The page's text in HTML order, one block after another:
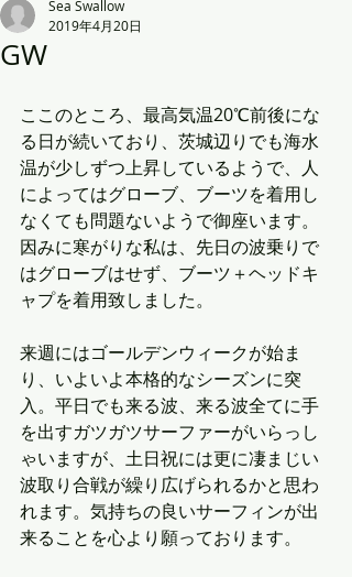
GW
Sea Swallow
2019年4月20日
ここのところ、最高気温20℃前後にな
る日が続いており、茨城辺りでも海水
温が少しずつ上昇しているようで、人
によってはグローブ、ブーツを着用し
なくても問題ないようで御座います。
因みに寒がりな私は、先日の波乗りで
はグローブはせず、ブーツ＋ヘッドキ
ャプを着用致しました。
来週にはゴールデンウィークが始ま
り、いよいよ本格的なシーズンに突
入。平日でも来る波、来る波全てに手
を出すガツガツサーファーがいらっし
ゃいますが、土日祝には更に凄まじい
波取り合戦が繰り広げられるかと思わ
れます。気持ちの良いサーフィンが出
来ることを心より願っております。